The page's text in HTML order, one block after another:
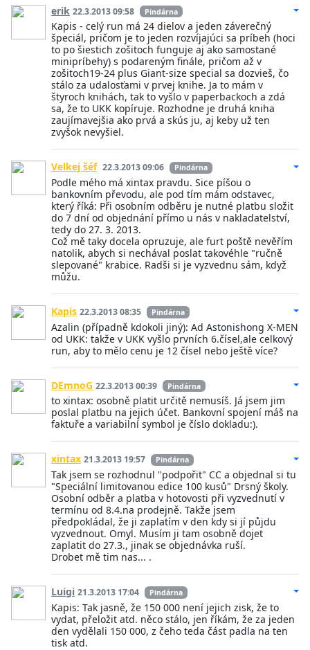
erik 22.3.2013 09:58 Pindárna
Kapis - celý run má 24 dielov a jeden záverečný
špeciál, pričom je to jeden rozvíjajúci sa príbeh (hoci
to po šiestich zošitoch funguje aj ako samostané
minipríbehy) s podareným finále, pričom až v
zošitoch19-24 plus Giant-size special sa dozvieš, čo
stálo za udalosťami v prvej knihe. Ja to mám v
štyroch knihách, tak to vyšlo v paperbackoch a zdá
sa, že to UKK kopíruje. Rozhodne je druhá kniha
zaujímavejšia ako prvá a skús ju, aj keby už ten
zvyšok nevyšiel.
Velkej šéf 22.3.2013 09:06 Pindárna
Podle mého má xintax pravdu. Sice píšou o
bankovním převodu, ale pod tím mám odstavec,
který říká: Při osobním odběru je nutné platbu složit
do 7 dní od objednání přímo u nás v nakladatelství,
tedy do 27. 3. 2013.
Což mě taky docela opruzuje, ale furt poště nevěřím
natolik, abych si nechával poslat takovéhle "ručně
slepované" krabice. Radši si je vyzvednu sám, když
můžu.
Kapis 22.3.2013 08:35 Pindárna
Azalin (případně kdokoli jiný): Ad Astonishong X-MEN
od UKK: takže v UKK vyšlo prvních 6.čísel,ale celkový
run, aby to mělo cenu je 12 čísel nebo ještě více?
DEmnoG 22.3.2013 00:39 Pindárna
to xintax: osobně platit určitě nemusíš. Já jsem jim
poslal platbu na jejich účet. Bankovní spojení máš na
faktuře a variabilní symbol je číslo dokladu:).
xintax 21.3.2013 19:57 Pindárna
Tak jsem se rozhodnul "podpořit" CC a objednal si tu
"Speciální limitovanou edice 100 kusů" Drsný školy.
Osobní odběr a platba v hotovosti při vyzvednutí v
termínu od 8.4.na prodejně. Takže jsem
předpokládal, že ji zaplatím v den kdy si jí půjdu
vyzvednout. Omyl. Musím ji tam osobně dojet
zaplatit do 27.3., jinak se objednávka ruší.
Drobet mě tim nas... .
Luigi 21.3.2013 17:04 Pindárna
Kapis: Tak jasně, že 150 000 není jejich zisk, že to
vydat, přeložit atd. něco stálo, jen říkám, že za jeden
den vydělali 150 000, z čeho teda část padla na ten
tisk atd.